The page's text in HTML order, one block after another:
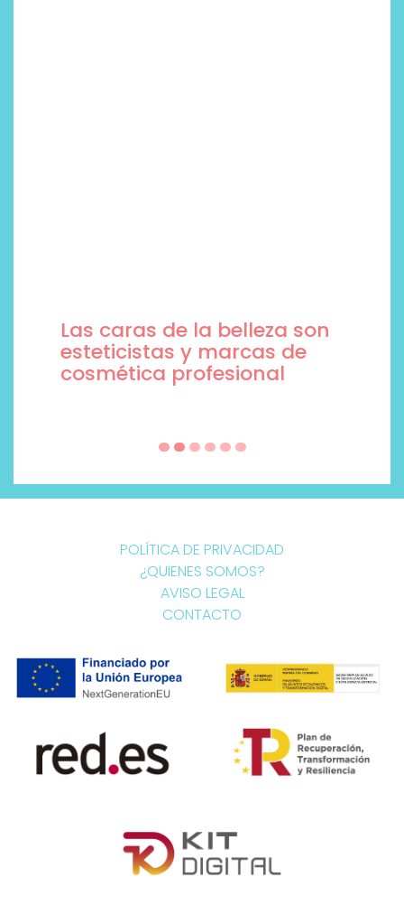
Las caras de la belleza son
esteticistas y marcas de
cosmética profesional
POLÍTICA DE PRIVACIDAD
¿QUIENES SOMOS?
AVISO LEGAL
CONTACTO